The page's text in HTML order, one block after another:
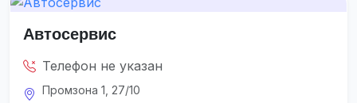
Автосервис
Телефон не указан
Промзона 1, 27/10